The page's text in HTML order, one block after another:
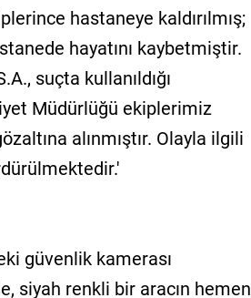
hastaneye kaldırılmış;
hayatını kaybetmiştir.
suçta kullanıldığı
Müdürlüğü ekiplerimiz
alınmıştır. Olayla ilgili
güvenlik kamerası
siyah renkli bir aracın hemen